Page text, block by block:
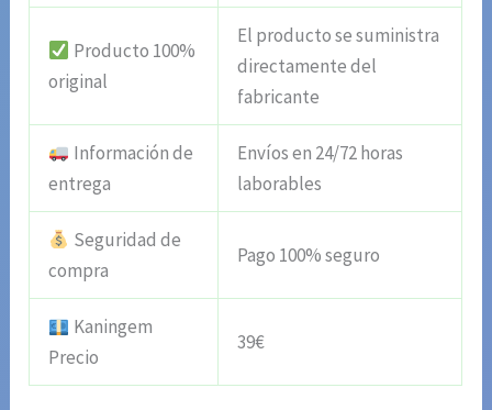
Producto 100%
original
El producto se suministra
directamente del
fabricante
Información de
entrega
Envíos en 24/72 horas
laborables
Seguridad de
compra
Pago 100% seguro
Kaningem
Precio
39€